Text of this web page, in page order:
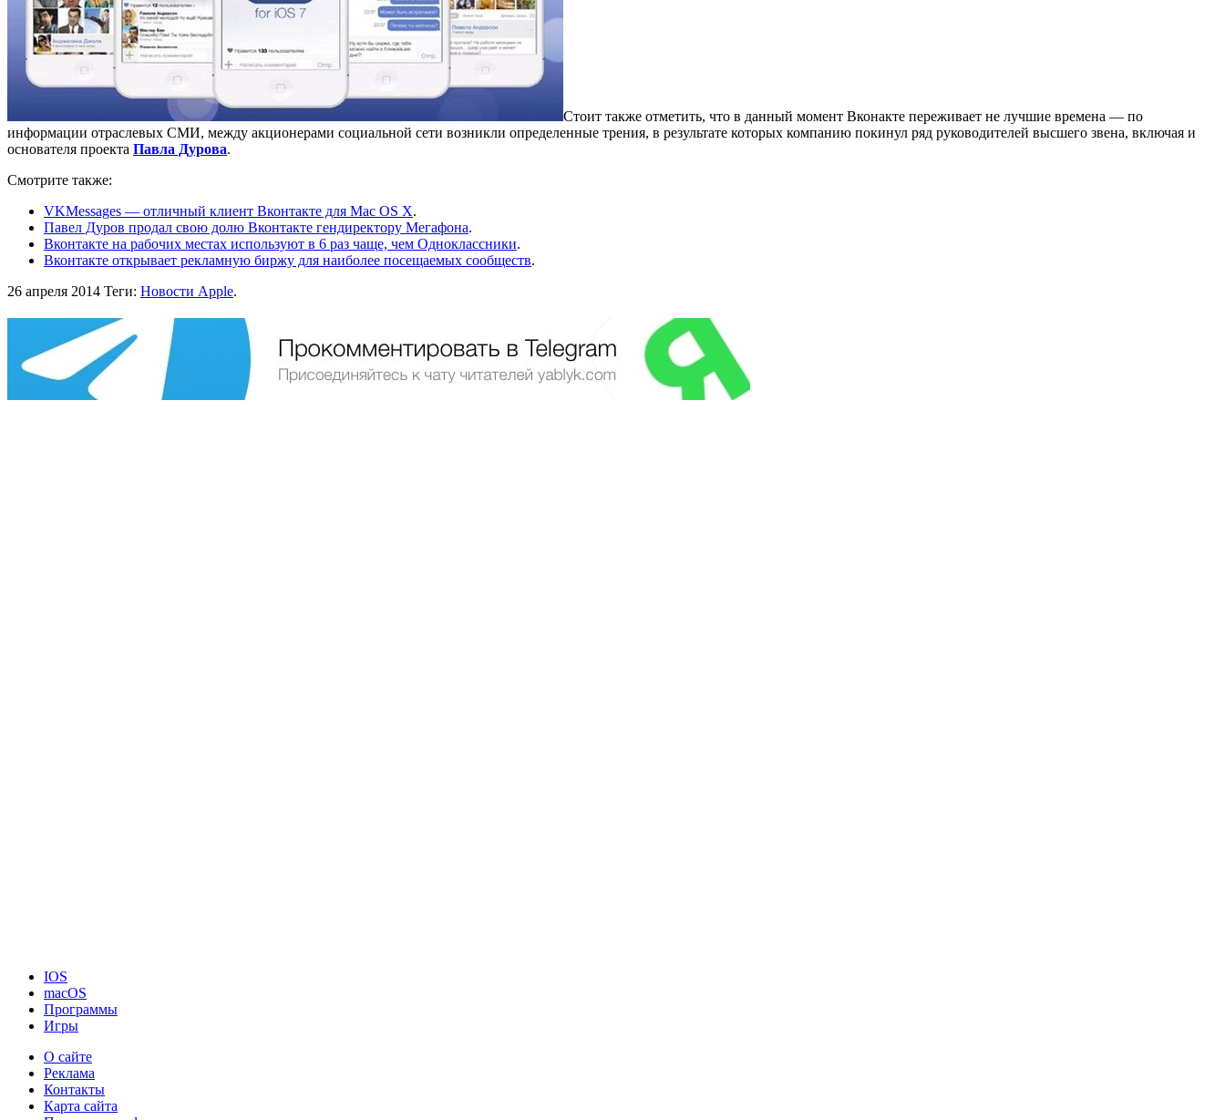
Стоит также отметить, что в данный момент Вконакте переживает не лучшие времена — по
информации отраслевых СМИ, между акционерами социальной сети возникли определенные трения, в результате которых компанию покинул ряд руководителей высшего звена, включая и
основателя проекта Павла Дурова.
Смотрите также:
VKMessages — отличный клиент Вконтакте для Mac OS X.
Павел Дуров продал свою долю Вконтакте гендиректору Мегафона.
Вконтакте на рабочих местах используют в 6 раз чаще, чем Одноклассники.
Вконтакте открывает рекламную биржу для наиболее посещаемых сообществ.
26 апреля 2014 Теги: Новости Apple.
IOS
macOS
Программы
Игры
О сайте
Реклама
Контакты
Карта сайта